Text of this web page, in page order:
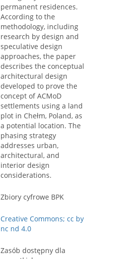
permanent residences.
According to the
methodology, including
research by design and
speculative design
approaches, the paper
describes the conceptual
architectural design
developed to prove the
concept of ACMoD
settlements using a land
plot in Chełm, Poland, as
a potential location. The
phasing strategy
addresses urban,
architectural, and
interior design
considerations.
Zbiory cyfrowe BPK
Creative Commons; cc by
nc nd 4.0
Zasób dostępny dla